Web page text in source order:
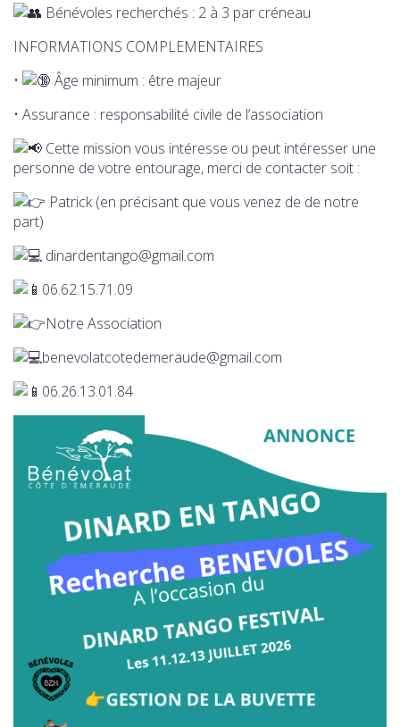
Bénévoles recherchés : 2 à 3 par créneau
INFORMATIONS COMPLEMENTAIRES
•
Âge minimum : être majeur
• Assurance : responsabilité civile de l’association
Cette mission vous intéresse ou peut intéresser une
personne de votre entourage, merci de contacter soit :
Patrick (en précisant que vous venez de de notre
part)
dinardentango@gmail.com
06.62.15.71.09
Notre Association
benevolatcotedemeraude@gmail.com
06.26.13.01.84